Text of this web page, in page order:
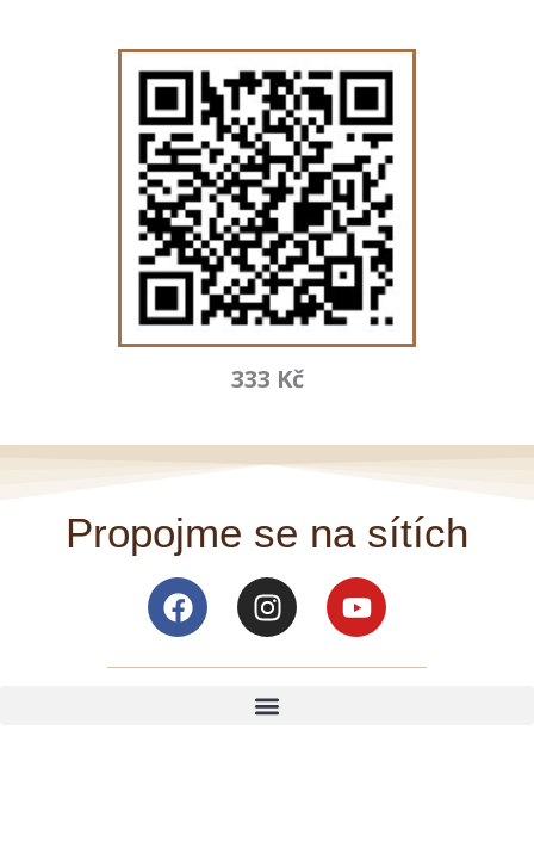
333 Kč
Propojme se na sítích
FacebookInstagramYoutube